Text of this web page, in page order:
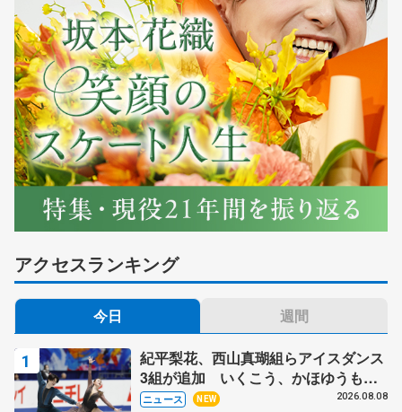
アクセスランキング
今日 週間
紀平梨花、西山真瑚組らアイスダンス
3組が追加 いくこう、かほゆうも、
木下グループ杯
ニュース NEW 2026.08.08